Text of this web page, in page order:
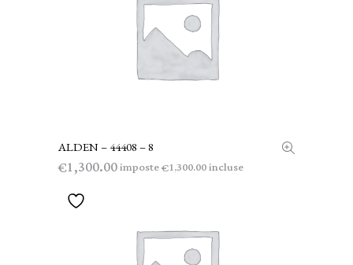
LEGGI TUTTO
ALDEN – 44408 – 8
€1,300.00imposte€1,300.00incluse